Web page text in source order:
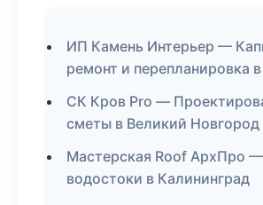
ИП Камень Интерьер —
ремонт и перепланировка
СК Кров Pro —
сметы в Великий Новгород
Мастерская Roof АрхПро
водостоки в Калининград